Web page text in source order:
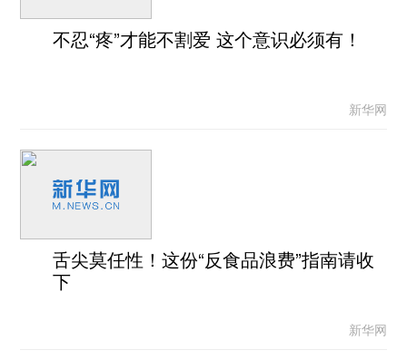
不忍“疼”才能不割爱 这个意识必须有！
新华网
舌尖莫任性！这份“反食品浪费”指南请收
下
新华网